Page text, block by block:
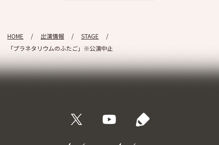
HOME 出演情報
STAGE
「プラネタリウムのふたご」※公演中止